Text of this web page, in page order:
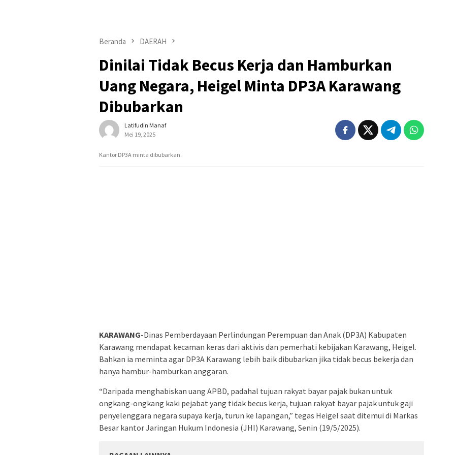
Beranda DAERAH
Dinilai Tidak Becus Kerja dan Hamburkan
Uang Negara, Heigel Minta DP3A Karawang
Dibubarkan
Latifudin Manaf
Mei 19, 2025
Kantor DP3A minta dibubarkan.
KARAWANG-Dinas Pemberdayaan Perlindungan Perempuan dan Anak (DP3A) Kabupaten
Karawang mendapat kecaman keras dari aktivis dan pemerhati kebijakan Karawang, Heigel.
Bahkan ia meminta agar DP3A Karawang lebih baik dibubarkan jika tidak becus bekerja dan
hanya hambur-hamburkan anggaran.
“Daripada menghabiskan uang APBD, padahal tujuan rakyat bayar pajak bukan untuk
ongkang-ongkang kaki pejabat yang tidak becus kerja, tujuan rakyat bayar pajak untuk gaji
penyelenggara negara supaya kerja, turun ke lapangan,” tegas Heigel saat ditemui di Markas
Besar kantor Jaringan Hukum Indonesia (JHI) Karawang, Senin (19/5/2025).